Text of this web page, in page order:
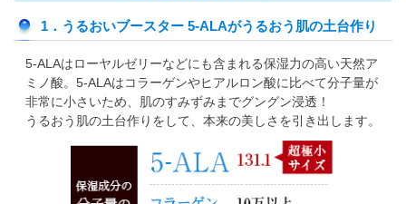
1．うるおいブースター 5-ALAがうるおう肌の土台作り
5-ALAはローヤルゼリーなどにも含まれる保湿力の高い天然ア
ミノ酸。5-ALAはコラーゲンやヒアルロン酸に比べて分子量が
非常に小さいため、肌のすみずみまでグングン浸透！
うるおう肌の土台作りをして、本来の美しさを引き出します。